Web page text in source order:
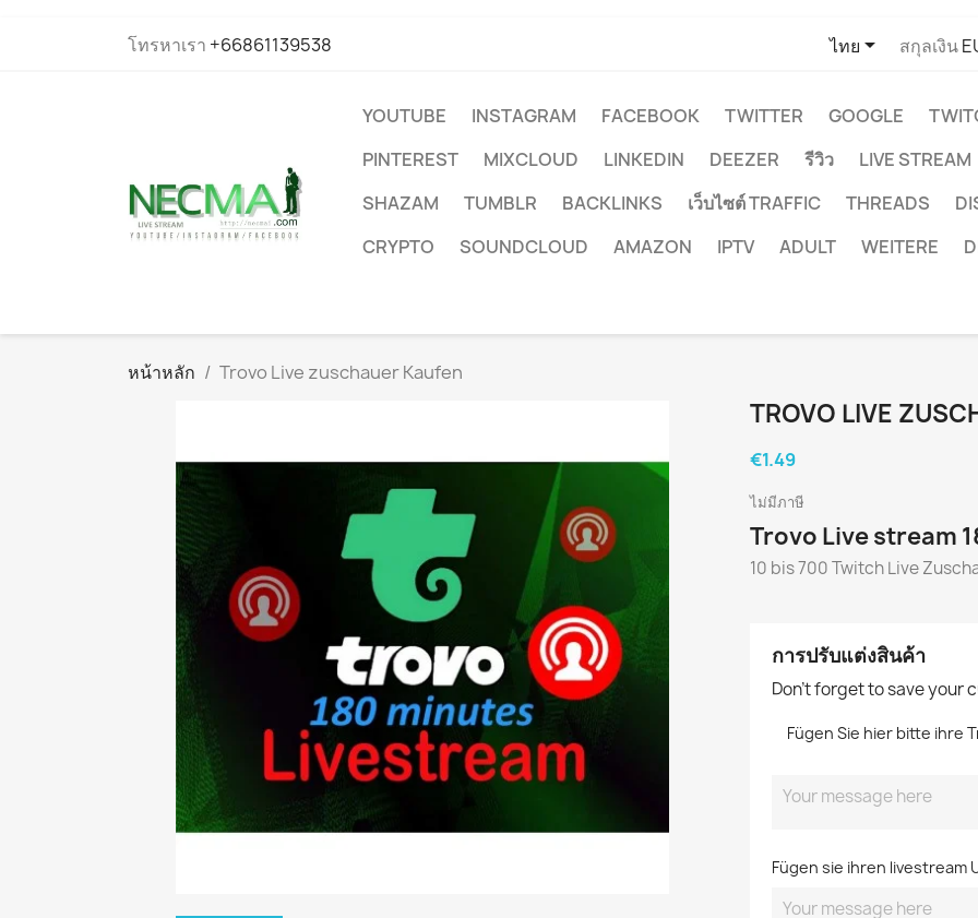
โทรหาเรา +66861139538 ไทย สกุลเงิน
YOUTUBE INSTAGRAM FACEBOOK TWITTER GOOGLE
PINTEREST
MIXCLOUD LINKEDIN DEEZER รีวิว LIVE STREAM
SHAZAM
TUMBLR BACKLINKS เว็บไซต์ TRAFFIC THREADS
CRYPTO
SOUNDCLOUD AMAZON IPTV ADULT WEITERE
หน้าหลัก Trovo Live zuschauer Kaufen
TROVO LIVE
€1.49
ไม่มีภาษี
Trovo Live stream
10 bis 700 Twitch Live
การปรับแต่งสินค้า
Don't forget to save your
Fügen Sie hier bitte ihre
Fügen sie ihren livestream